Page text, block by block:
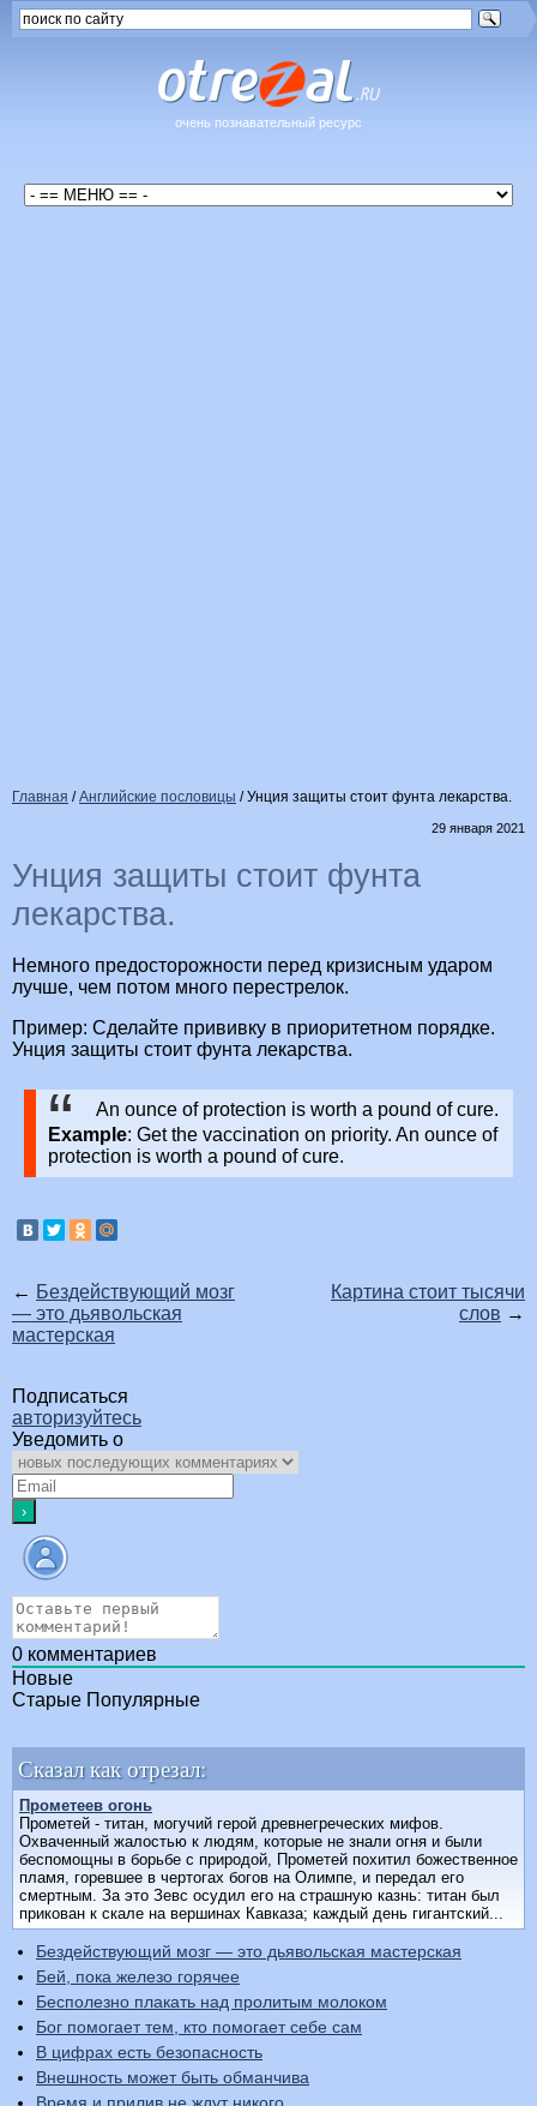
очень познавательный ресурс
Главная /Английские пословицы /Унция защиты стоит фунта лекарства.
29 января 2021
Унция защиты стоит фунта
лекарства.
Немного предосторожности перед кризисным ударом
лучше, чем потом много перестрелок.
Пример: Сделайте прививку в приоритетном порядке.
Унция защиты стоит фунта лекарства.
An ounce of protection is worth a pound of cure.
Example: Get the vaccination on priority. An ounce of
protection is worth a pound of cure.
← Бездействующий мозг
— это дьявольская
мастерская
Картина стоит тысячи
слов →
Подписаться
авторизуйтесь
Уведомить о
0 комментариев
Новые
Старые Популярные
Сказал как отрезал:
Прометеев огонь
Прометей - титан, могучий герой древнегреческих мифов.
Охваченный жалостью к людям, которые не знали огня и были
беспомощны в борьбе с природой, Прометей похитил божественное
пламя, горевшее в чертогах богов на Олимпе, и передал его
смертным. За это Зевс осудил его на страшную казнь: титан был
прикован к скале на вершинах Кавказа; каждый день гигантский...
Бездействующий мозг — это дьявольская мастерская
Бей, пока железо горячее
Бесполезно плакать над пролитым молоком
Бог помогает тем, кто помогает себе сам
В цифрах есть безопасность
Внешность может быть обманчива